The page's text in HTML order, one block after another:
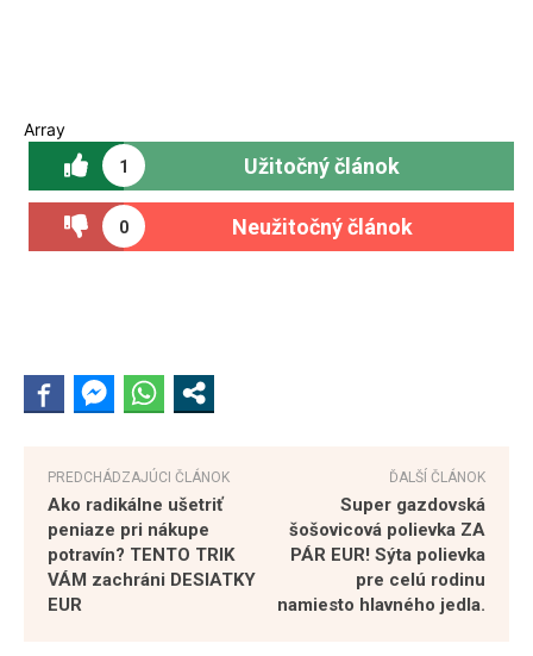
Array
1 Užitočný článok
0 Neužitočný článok
PREDCHÁDZAJÚCI ČLÁNOK
Ako radikálne ušetriť
peniaze pri nákupe
potravín? TENTO TRIK
VÁM zachráni DESIATKY
EUR
ĎALŠÍ ČLÁNOK
Super gazdovská
šošovicová polievka ZA
PÁR EUR! Sýta polievka
pre celú rodinu
namiesto hlavného jedla.